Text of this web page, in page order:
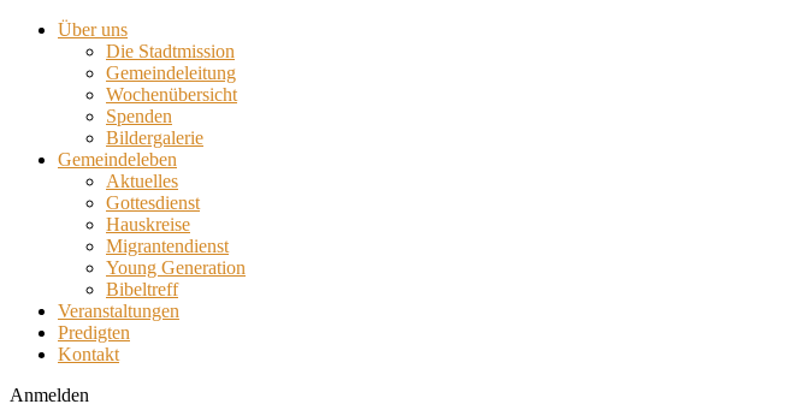
Über uns
Die Stadtmission
Gemeindeleitung
Wochenübersicht
Spenden
Bildergalerie
Gemeindeleben
Aktuelles
Gottesdienst
Hauskreise
Migrantendienst
Young Generation
Bibeltreff
Veranstaltungen
Predigten
Kontakt
Anmelden